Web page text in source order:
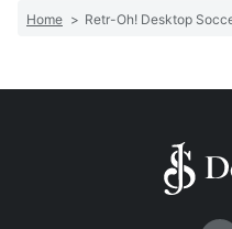
Home > Retr-Oh! Desktop